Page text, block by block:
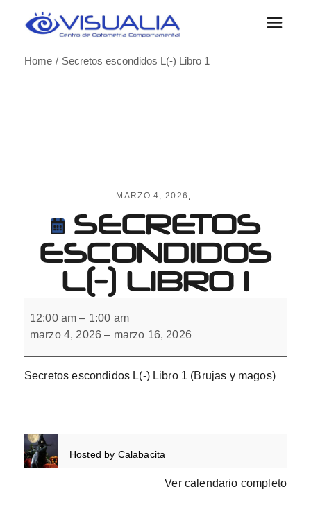
Home
Secretos escondidos L(-) Libro 1
MARZO 4, 2026
SECRETOS
ESCONDIDOS
L(-) LIBRO 1
escondidos
L(-)
Libro
12:00 am – 1:00 am
marzo 4, 2026 – marzo 16, 2026
Secretos escondidos L(-) Libro 1 (Brujas y magos)
Hosted by Calabacita
Ver calendario completo